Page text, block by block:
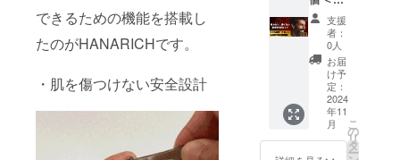
できるための機能を搭載し
たのがHANARICHです。
・肌を傷つけない安全設計
HANAR
ICH専用
ケース
を、ご
支援い
ただき
ました
方全員
に提供
いたし
証につ
いて＞
万が一
商品が
破損・
汚損し
ていた
場合
は、返
品・交
換をさ
支援
者：
0人
お届
け予
定：
2024
年11
月
こ
の
リ
タ
ー